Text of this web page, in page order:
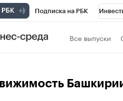
Подписка на РБК
РБК Вино Все выпуски